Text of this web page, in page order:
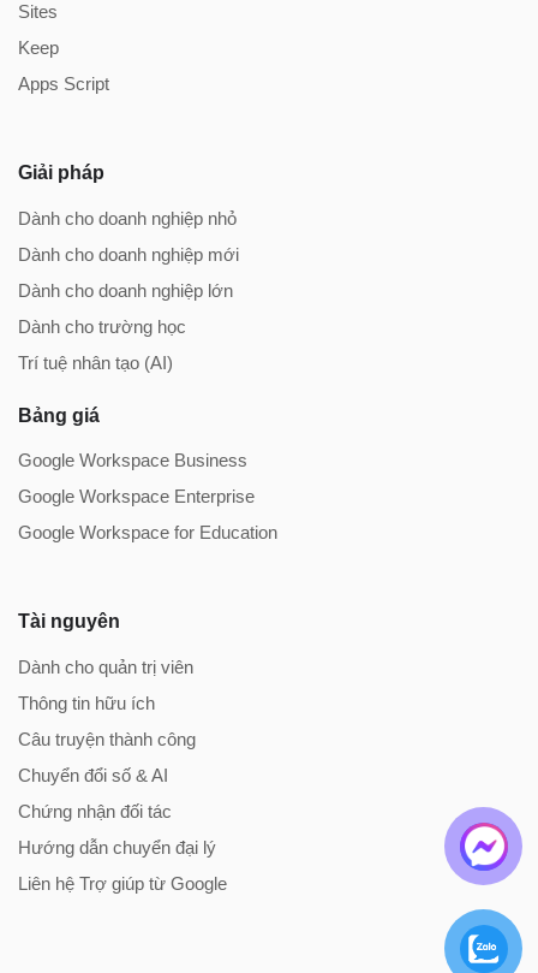
Sites
Keep
Apps Script
Giải pháp
Dành cho doanh nghiệp nhỏ
Dành cho doanh nghiệp mới
Dành cho doanh nghiệp lớn
Dành cho trường học
Trí tuệ nhân tạo (AI)
Bảng giá
Google Workspace Business
Google Workspace Enterprise
Google Workspace for Education
Tài nguyên
Dành cho quản trị viên
Thông tin hữu ích
Câu truyện thành công
Chuyển đổi số & AI
Chứng nhận đối tác
Hướng dẫn chuyển đại lý
Liên hệ Trợ giúp từ Google